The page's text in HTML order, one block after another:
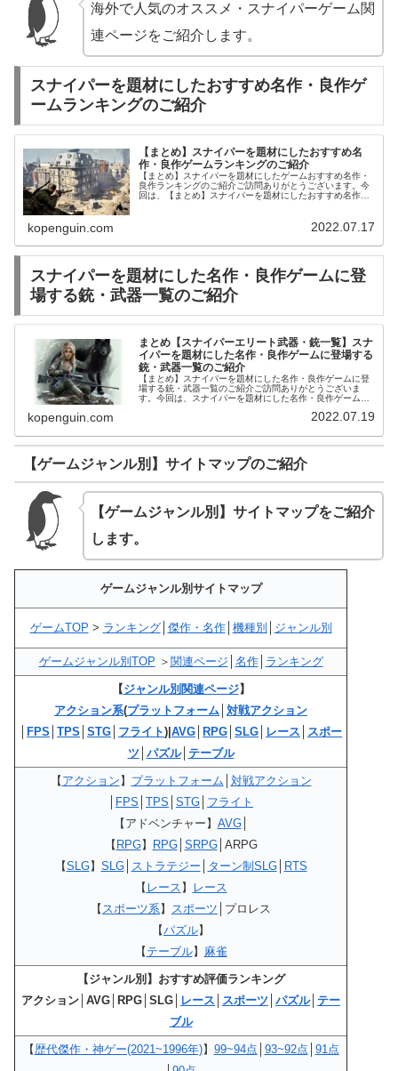
海外で人気のオススメ・スナイパーゲーム関
連ページをご紹介します。
スナイパーを題材にしたおすすめ名作・良作ゲ
ームランキングのご紹介
【まとめ】スナイパーを題材にしたおすすめ名
作・良作ゲームランキングのご紹介
【まとめ】スナイパーを題材にしたゲームおすすめ名作・
良作ランキングのご紹介ご訪問ありがとうございます。今
回は、【まとめ】スナイパーを題材にしたおすすめ名作・
kopenguin.com 2022.07.17
スナイパーを題材にした名作・良作ゲームに登
場する銃・武器一覧のご紹介
まとめ【スナイパーエリート武器・銃一覧】スナ
イパーを題材にした名作・良作ゲームに登場する
銃・武器一覧のご紹介
【まとめ】スナイパーを題材にした名作・良作ゲームに登
場する銃・武器一覧のご紹介ご訪問ありがとうございま
す。今回は、スナイパーを題材にした名作・良作ゲームに
kopenguin.com 2022.07.19
【ゲームジャンル別】サイトマップのご紹介
【ゲームジャンル別】サイトマップをご紹介
します。
ゲームジャンル別サイトマップ
ゲームTOP > ランキング│ 傑作・名作│ 機種別 ジャンル別
ゲームジャンル別TOP ＞ 関連ページ 名作│ ランキング
【ジャンル別関連ページ】
アクション系(プラットフォーム 対戦アクション
FPS TPS STG フライト)|AVG RPG SLG レース
スポー
ツ パズル│ テーブル
【アクション】 プラットフォーム 対戦アクション
FPS TPS STG フライト
【アドベンチャー】 AVG│
【RPG】 RPG│ SRPG│ARPG
【SLG】 SLG│ ストラテジー ターン制SLG│ RTS
【 レース 】
レース
【 スポーツ系】 スポーツ │プロレス
【パズル】
【テーブル】 麻雀
【ジャンル別】おすすめ評価ランキング
アクション│AVG│RPG│SLG│
レース スポーツ パズル│ テー
ブル
【歴代傑作・神ゲー(2021~1996年)】 99~94点 93~92点 91点